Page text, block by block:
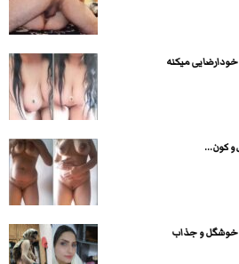
خودارضایی میکنه
و کون...
خوشگل و جذاب